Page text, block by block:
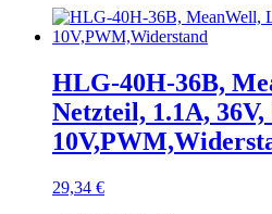
Auf Lager
Ausgangsspannung
Ausgangsstrom
Ausgang Anschluss
Eingangsspannung
Eingang Anschluss
einstellbar
HLG-40H-36B,
Netzteil, 1.1A, 36V,
29,34 €